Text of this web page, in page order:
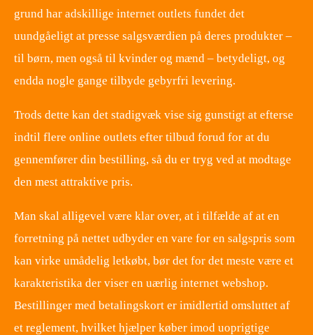
grund har adskillige internet outlets fundet det
uundgåeligt at presse salgsværdien på deres produkter –
til børn, men også til kvinder og mænd – betydeligt, og
endda nogle gange tilbyde gebyrfri levering.
Trods dette kan det stadigvæk vise sig gunstigt at efterse
indtil flere online outlets efter tilbud forud for at du
gennemfører din bestilling, så du er tryg ved at modtage
den mest attraktive pris.
Man skal alligevel være klar over, at i tilfælde af at en
forretning på nettet udbyder en vare for en salgspris som
kan virke umådelig letkøbt, bør det for det meste være et
karakteristika der viser en uærlig internet webshop.
Bestillinger med betalingskort er imidlertid omsluttet af
et reglement, hvilket hjælper køber imod uoprigtige